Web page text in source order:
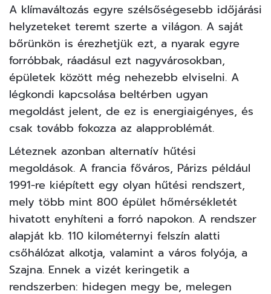
A klímaváltozás egyre szélsőségesebb időjárási
helyzeteket teremt szerte a világon. A saját
bőrünkön is érezhetjük ezt, a nyarak egyre
forróbbak, ráadásul ezt nagyvárosokban,
épületek között még nehezebb elviselni. A
légkondi kapcsolása beltérben ugyan
megoldást jelent, de ez is energiaigényes, és
csak tovább fokozza az alapproblémát.
Léteznek azonban alternatív hűtési
megoldások. A francia főváros, Párizs például
1991-re kiépített egy olyan hűtési rendszert,
mely több mint 800 épület hőmérsékletét
hivatott enyhíteni a forró napokon. A rendszer
alapját kb. 110 kilométernyi felszín alatti
csőhálózat alkotja, valamint a város folyója, a
Szajna. Ennek a vizét keringetik a
rendszerben: hidegen megy be, melegen